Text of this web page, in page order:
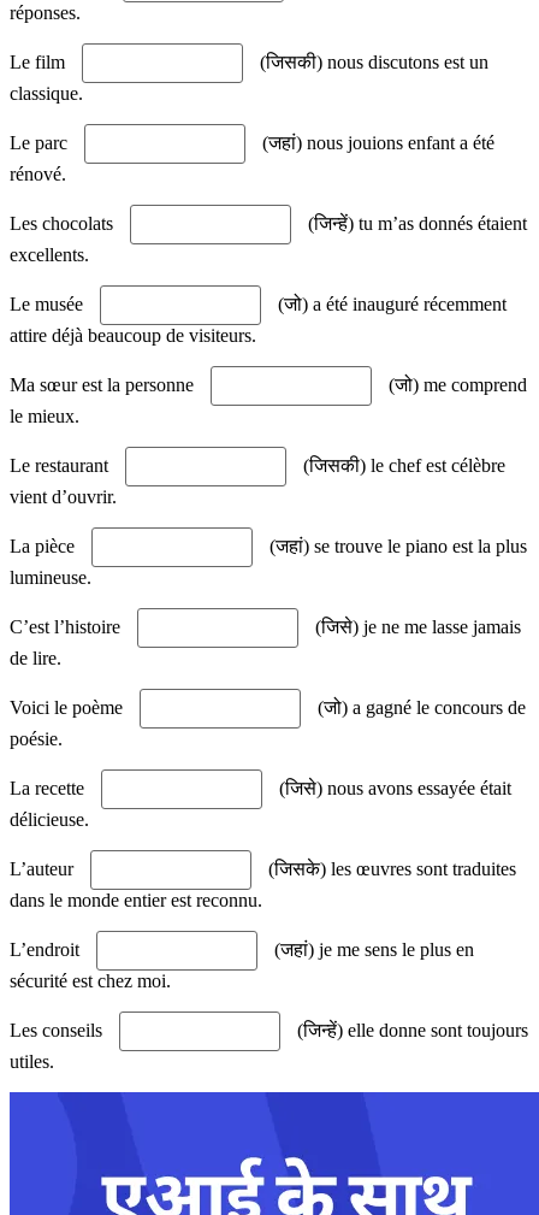
réponses.
Le film
(जिसकी) nous discutons est un
classique.
Le parc
(जहां) nous jouions enfant a été
rénové.
Les chocolats
(जिन्हें) tu m’as donnés étaient
excellents.
Le musée
(जो) a été inauguré récemment
attire déjà beaucoup de visiteurs.
Ma sœur est la personne
(जो) me comprend
le mieux.
Le restaurant
(जिसकी) le chef est célèbre
vient d’ouvrir.
La pièce
(जहां) se trouve le piano est la plus
lumineuse.
C’est l’histoire
(जिसे) je ne me lasse jamais
de lire.
Voici le poème
(जो) a gagné le concours de
poésie.
La recette
(जिसे) nous avons essayée était
délicieuse.
L’auteur
(जिसके) les œuvres sont traduites
dans le monde entier est reconnu.
L’endroit
(जहां) je me sens le plus en
sécurité est chez moi.
Les conseils
(जिन्हें) elle donne sont toujours
utiles.